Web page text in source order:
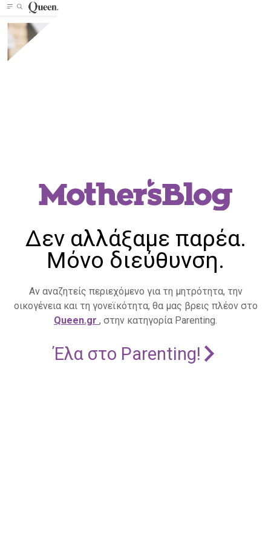
Δεν αλλάξαμε παρέα.
Μόνο διεύθυνση.
Αν αναζητείς περιεχόμενο για τη μητρότητα, την
οικογένεια και τη γονεϊκότητα, θα μας βρεις πλέον στο
Queen.gr , στην κατηγορία Parenting.
Έλα στο Parenting!